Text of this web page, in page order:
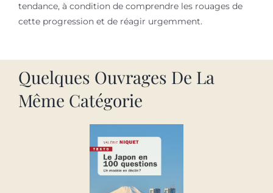
tendance, à condition de comprendre les rouages de
cette progression et de réagir urgemment.
Quelques Ouvrages De La
Même Catégorie